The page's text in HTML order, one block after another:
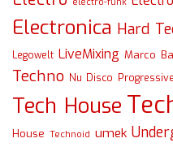
Electronica Hard
Legowelt LiveMixing Marco
Techno Nu Disco Progressive
Tech House
House Technoid umek